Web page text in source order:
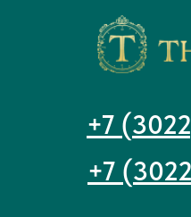
+7
+7